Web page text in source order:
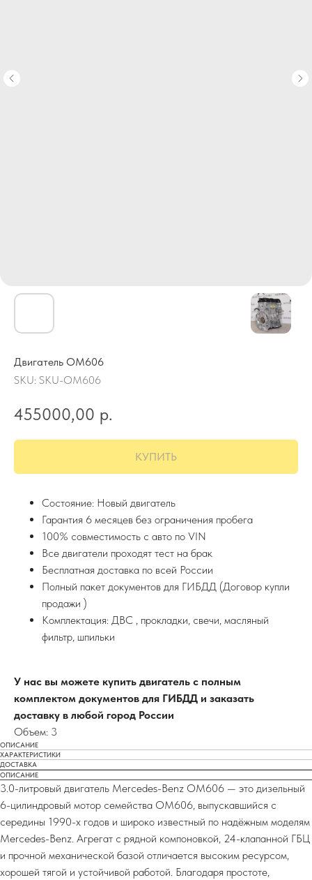
Двигатель OM606
SKU: SKU-OM606
455000,00 р.
КУПИТЬ
Состояние: Новый двигатель
Гарантия 6 месяцев без ограничения пробега
100% совместимость с авто по VIN
Все двигатели проходят тест на брак
Бесплатная доставка по всей России
Полный пакет документов для ГИБДД (Договор купли
продажи )
Комплектация: ДВС , прокладки, свечи, масляный
фильтр, шпильки
У нас вы можете купить двигатель с полным
комплектом документов для ГИБДД и заказать
доставку в любой город России
Объем: 3
ОПИСАНИЕ
ХАРАКТЕРИСТИКИ
ДОСТАВКА
ОПИСАНИЕ
3.0-литровый двигатель Mercedes-Benz OM606 — это дизельный
6-цилиндровый мотор семейства OM606, выпускавшийся с
середины 1990-х годов и широко известный по надёжным моделям
Mercedes-Benz. Агрегат с рядной компоновкой, 24-клапанной ГБЦ
и прочной механической базой отличается высоким ресурсом,
хорошей тягой и устойчивой работой. Благодаря простоте,